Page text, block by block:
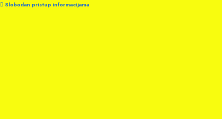
Slobodan pristup informacijama